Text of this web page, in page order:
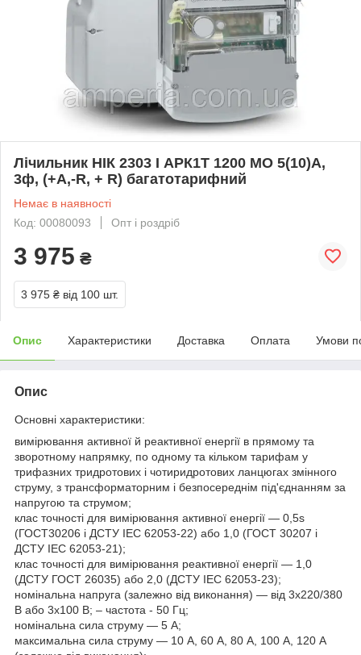
Лічильник НІК 2303 I АРК1Т 1200 МО 5(10)А,
3ф, (+А,-R, + R) багатотарифний
Немає в наявності
Код: 00080093
Опт і роздріб
3 975 ₴
3 975 ₴ від 100 шт.
Опис Характеристики Доставка Оплата Умови
Опис
Основні характеристики:
вимірювання активної й реактивної енергії в прямому та
зворотному напрямку, по одному та кільком тарифам у
трифазних тридротових і чотиридротових ланцюгах змінного
струму, з трансформаторним і безпосереднім під'єднанням за
напругою та струмом;
клас точності для вимірювання активної енергії — 0,5s
(ГОСТ30206 і ДСТУ IEC 62053-22) або 1,0 (ГОСТ 30207 і
ДСТУ IEC 62053-21);
клас точності для вимірювання реактивної енергії — 1,0
(ДСТУ ГОСТ 26035) або 2,0 (ДСТУ IEC 62053-23);
номінальна напруга (залежно від виконання) — від 3х220/380
В або 3х100 В; – частота - 50 Гц;
номінальна сила струму — 5 А;
максимальна сила струму — 10 А, 60 А, 80 А, 100 А, 120 А